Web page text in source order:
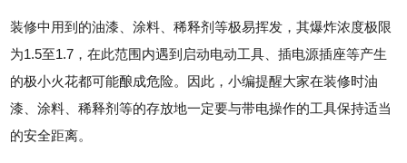
装修中用到的油漆、涂料、稀释剂等极易挥发，其爆炸浓度极限
为1.5至1.7，在此范围内遇到启动电动工具、插电源插座等产生
的极小火花都可能酿成危险。因此，小编提醒大家在装修时油
漆、涂料、稀释剂等的存放地一定要与带电操作的工具保持适当
的安全距离。